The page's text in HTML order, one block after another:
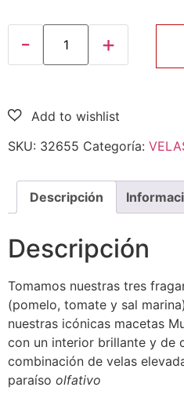
SKU: 32655 Categoría:
Descripción
Descripción
Tomamos nuestras tres
(pomelo, tomate y sal
nuestras icónicas macetas
con un interior brillante y de
combinación de velas
paraíso olfativo